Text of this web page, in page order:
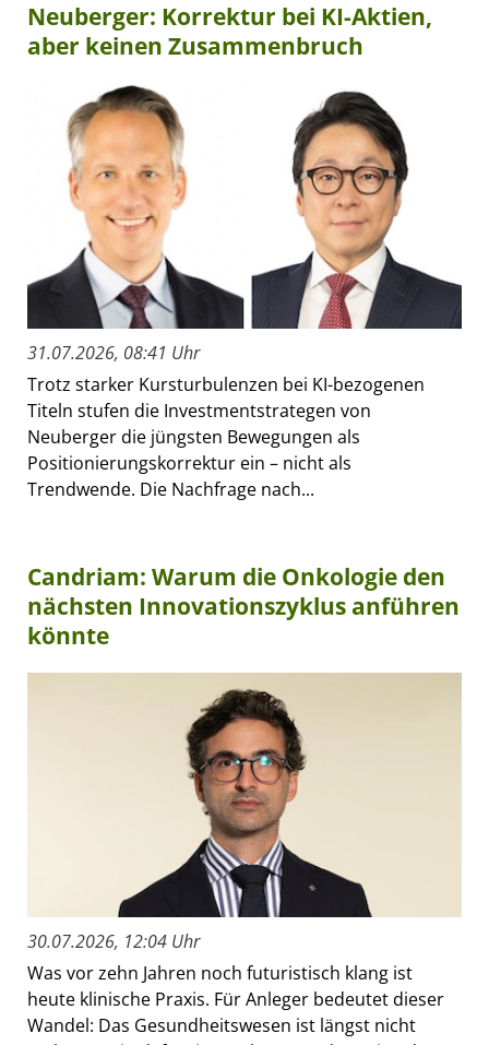
Neuberger: Korrektur bei KI-Aktien,
aber keinen Zusammenbruch
31.07.2026, 08:41 Uhr
Trotz starker Kursturbulenzen bei KI-bezogenen
Titeln stufen die Investmentstrategen von
Neuberger die jüngsten Bewegungen als
Positionierungskorrektur ein – nicht als
Trendwende. Die Nachfrage nach...
Candriam: Warum die Onkologie den
nächsten Innovationszyklus anführen
könnte
30.07.2026, 12:04 Uhr
Was vor zehn Jahren noch futuristisch klang ist
heute klinische Praxis. Für Anleger bedeutet dieser
Wandel: Das Gesundheitswesen ist längst nicht